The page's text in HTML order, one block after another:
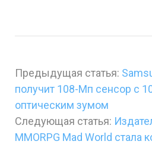
Предыдущая статья:
получит 108-Мп сенсор с
оптическим зумом
Следующая статья:
MMORPG Mad World стала